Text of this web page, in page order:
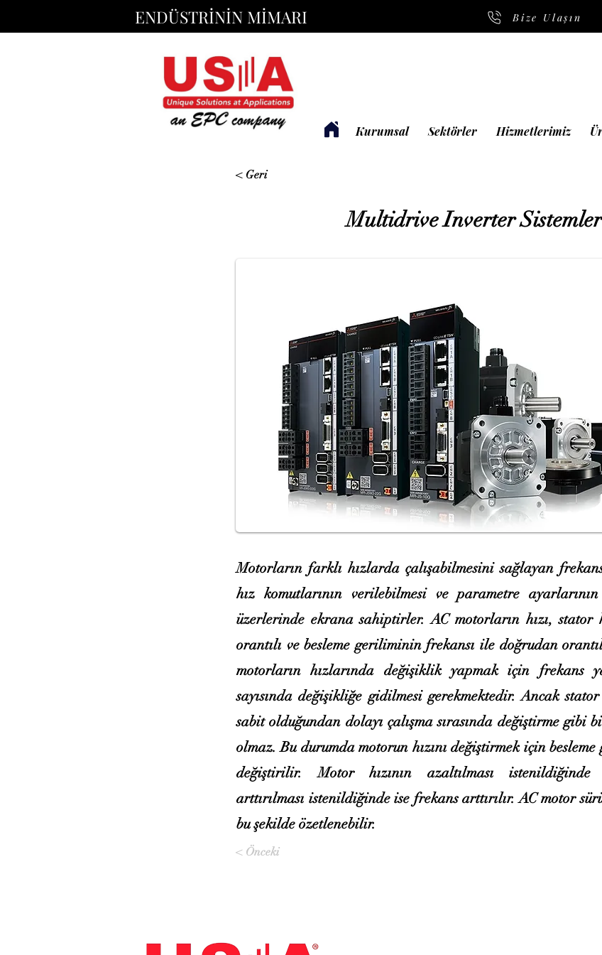
ENDÜSTRİNİN MİMARI Bize Ulaşın
Kurumsal Sektörler Hizmetlerimiz
< Geri
Multidrive Inverter
Motorların farklı hızlarda çalışabilmesini sağlayan
hız komutlarının verilebilmesi ve parametre
üzerlerinde ekrana sahiptirler. AC motorların hızı, stator
orantılı ve besleme geriliminin frekansı ile doğrudan
motorların hızlarında değişiklik yapmak için frekans
sayısında değişikliğe gidilmesi gerekmektedir. Ancak stator
sabit olduğundan dolayı çalışma sırasında değiştirme gibi
olmaz. Bu durumda motorun hızını değiştirmek için
değiştirilir. Motor hızının azaltılması
arttırılması istenildiğinde ise frekans arttırılır. AC motor
bu şekilde özetlenebilir.
< Önceki